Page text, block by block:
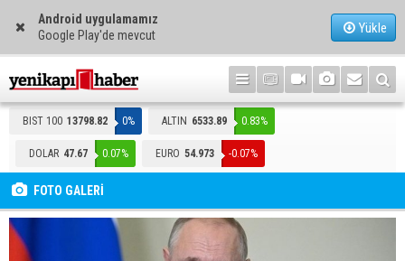
Android uygulamamız
Google Play'de mevcut
Yükle
BIST 100 13798.82 0% ALTIN 6533.89 0.83%
DOLAR 47.67 0.07% EURO 54.973 -0.07%
FOTO GALERİ